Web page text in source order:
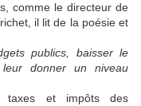
comme le directeur de
il lit de la poésie et
publics, baisser le
donner un niveau
taxes et impôts des